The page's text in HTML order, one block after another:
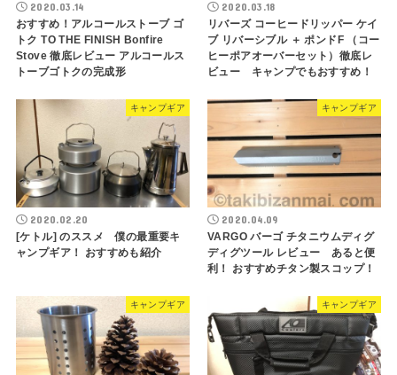
2020.03.14
おすすめ！アルコールストーブ ゴ
トク TO THE FINISH Bonfire
Stove 徹底レビュー アルコールス
トーブゴトクの完成形
2020.03.18
リバーズ コーヒードリッパー ケイ
ブ リバーシブル ＋ ポンドF （コー
ヒーポアオーバーセット）徹底レ
ビュー キャンプでもおすすめ！
キャンプギア
2020.02.20
[ケトル] のススメ 僕の最重要キ
ャンプギア！ おすすめも紹介
キャンプギア
2020.04.09
VARGO バーゴ チタニウムディグ
ディグツール レビュー あると便
利！ おすすめチタン製スコップ！
キャンプギア キャンプギア